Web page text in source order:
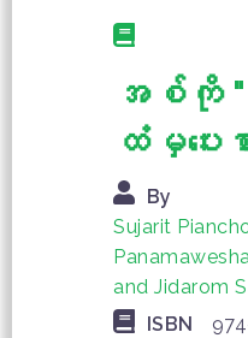
အစ်ကို "
ထံမှပေး
By
Sujarit
and Jidarom
ISBN